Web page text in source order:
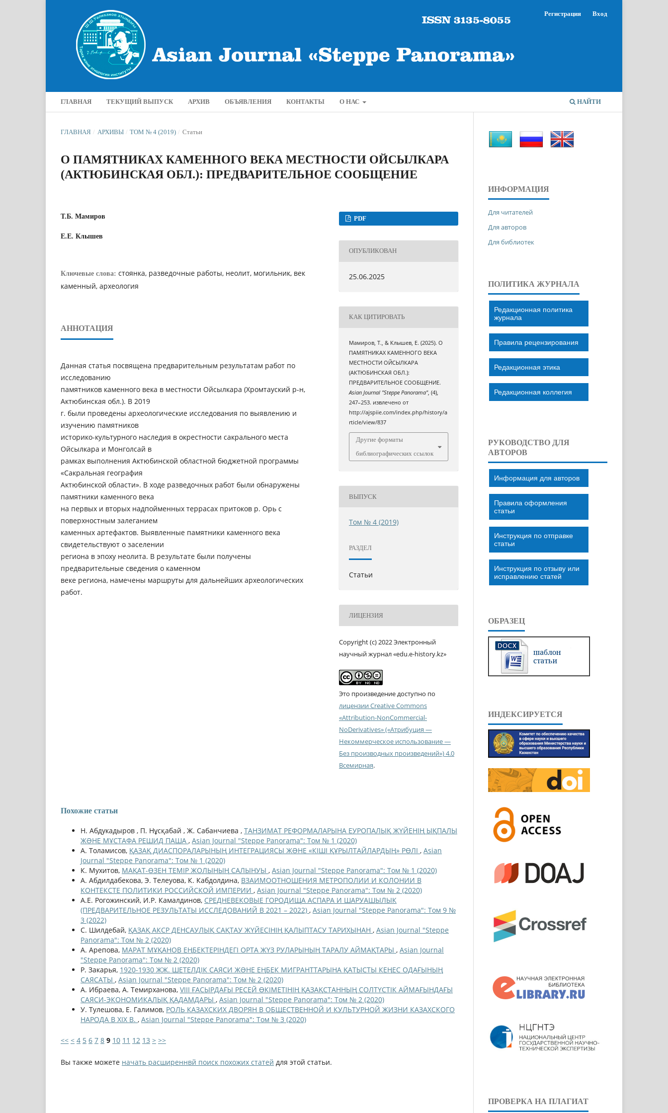
ГЛАВНАЯ ТЕКУЩИЙ ВЫПУСК АРХИВ ОБЪЯВЛЕНИЯ КОНТАКТЫ О НАС НАЙТИ
Регистрация Вход
ГЛАВНАЯ / АРХИВЫ / ТОМ № 4 (2019) / Статьи
О ПАМЯТНИКАХ КАМЕННОГО ВЕКА МЕСТНОСТИ ОЙСЫЛКАРА
(АКТЮБИНСКАЯ ОБЛ.): ПРЕДВАРИТЕЛЬНОЕ СООБЩЕНИЕ
Т.Б. Мамиров
Е.Е. Клышев
Ключевые слова: стоянка, разведочные работы, неолит, могильник, век
каменный, археология
АННОТАЦИЯ
Данная статья посвящена предварительным результатам работ по
исследованию
памятников каменного века в местности Ойсылкара (Хромтауский р-н,
Актюбинская обл.). В 2019
г. были проведены археологические исследования по выявлению и
изучению памятников
историко-культурного наследия в окрестности сакрального места
Ойсылкара и Монголсай в
рамках выполнения Актюбинской областной бюджетной программы
«Сакральная география
Актюбинской области». В ходе разведочных работ были обнаружены
памятники каменного века
на первых и вторых надпойменных террасах притоков р. Орь с
поверхностным залеганием
каменных артефактов. Выявленные памятники каменного века
свидетельствуют о заселении
региона в эпоху неолита. В результате были получены
предварительные сведения о каменном
веке региона, намечены маршруты для дальнейших археологических
работ.
PDF
ОПУБЛИКОВАН
25.06.2025
КАК ЦИТИРОВАТЬ
Мамиров, Т., & Клышев, Е. (2025). О
ПАМЯТНИКАХ КАМЕННОГО ВЕКА
МЕСТНОСТИ ОЙСЫЛКАРА
(АКТЮБИНСКАЯ ОБЛ.):
ПРЕДВАРИТЕЛЬНОЕ СООБЩЕНИЕ.
Asian Journal "Steppe Panorama", (4),
247–253. извлечено от
http://ajspiie.com/index.php/history/a
rticle/view/837
Другие форматы
библиографических ссылок
ВЫПУСК
Том № 4 (2019)
РАЗДЕЛ
Статьи
ЛИЦЕНЗИЯ
Copyright (c) 2022 Электронный
научный журнал «edu.e-history.kz»
Это произведение доступно по
лицензии Creative Commons
«Attribution-NonCommercial-
NoDerivatives» («Атрибуция —
Некоммерческое использование —
Без производных произведений») 4.0
Всемирная.
Похожие статьи
Н. Абдукадыров , П. Нұсқабай , Ж. Сабанчиева , ТАНЗИМАТ РЕФОРМАЛАРЫНА ЕУРОПАЛЫҚ ЖҮЙЕНІҢ ЫҚПАЛЫ
ЖƏНЕ МҰСТАФА РЕШИД ПАША , Asian Journal "Steppe Panorama": Том № 1 (2020)
А. Толамисов, ҚАЗАҚ ДИАСПОРАЛАРЫНЫҢ ИНТЕГРАЦИЯСЫ ЖƏНЕ «КІШІ ҚҰРЫЛТАЙЛАРДЫҢ» РӨЛІ , Asian
Journal "Steppe Panorama": Том № 1 (2020)
К. Мухитов, МАҚАТ-ӨЗЕН ТЕМІР ЖОЛЫНЫҢ САЛЫНУЫ , Asian Journal "Steppe Panorama": Том № 1 (2020)
А. Абдилдабекова, Э. Телеуова, К. Кабдолдина, ВЗАИМООТНОШЕНИЯ МЕТРОПОЛИИ И КОЛОНИИ В
КОНТЕКСТЕ ПОЛИТИКИ РОССИЙСКОЙ ИМПЕРИИ , Asian Journal "Steppe Panorama": Том № 2 (2020)
А.Е. Рогожинский, И.Р. Камалдинов, СРЕДНЕВЕКОВЫЕ ГОРОДИЩА АСПАРА И ШАРУАШЫЛЫК
(ПРЕДВАРИТЕЛЬНОЕ РЕЗУЛЬТАТЫ ИССЛЕДОВАНИЙ В 2021 – 2022) , Asian Journal "Steppe Panorama": Том 9 №
3 (2022)
С. Шилдебай, ҚАЗАҚ АКСР ДЕНСАУЛЫҚ САҚТАУ ЖҮЙЕСІНІҢ ҚАЛЫПТАСУ ТАРИХЫНАН , Asian Journal "Steppe
Panorama": Том № 2 (2020)
А. Арепова, МАРАТ МҰҚАНОВ ЕҢБЕКТЕРІНДЕГІ ОРТА ЖҮЗ РУЛАРЫНЫҢ ТАРАЛУ АЙМАҚТАРЫ , Asian Journal
"Steppe Panorama": Том № 2 (2020)
Р. Закарья, 1920-1930 ЖЖ. ШЕТЕЛДІК САЯСИ ЖƏНЕ ЕҢБЕК МИГРАНТТАРЫНА ҚАТЫСТЫ КЕҢЕС ОДАҒЫНЫҢ
САЯСАТЫ , Asian Journal "Steppe Panorama": Том № 2 (2020)
А. Ибраева, А. Темирханова, VIII ҒАСЫРДАҒЫ РЕСЕЙ ӨКІМЕТІНІҢ ҚАЗАҚСТАННЫҢ СОЛТҮСТІК АЙМАҒЫНДАҒЫ
САЯСИ-ЭКОНОМИКАЛЫҚ ҚАДАМДАРЫ , Asian Journal "Steppe Panorama": Том № 2 (2020)
У. Тулешова, Е. Галимов, РОЛЬ КАЗАХСКИХ ДВОРЯН В ОБЩЕСТВЕННОЙ И КУЛЬТУРНОЙ ЖИЗНИ КАЗАХСКОГО
НАРОДА В XIX В. , Asian Journal "Steppe Panorama": Том № 3 (2020)
<< < 4 5 6 7 8 9 10 11 12 13 > >>
Вы также можете начать расширеннвй поиск похожих статей для этой статьи.
ИНФОРМАЦИЯ
Для читателей
Для авторов
Для библиотек
ПОЛИТИКА ЖУРНАЛА
Редакционная политика
журнала
Правила рецензирования
Редакционная этика
Редакционная коллегия
РУКОВОДСТВО ДЛЯ
АВТОРОВ
Информация для авторов
Правила оформления
статьи
Инструкция по отправке
статьи
Инструкция по отзыву или
исправлению статей
ОБРАЗЕЦ
ИНДЕКСИРУЕТСЯ
ПРОВЕРКА НА ПЛАГИАТ